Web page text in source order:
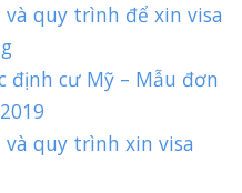
quy trình để xin visa
cư Mỹ – Mẫu đơn
quy trình xin visa